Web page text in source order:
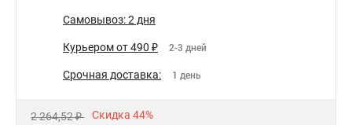
Самовывоз: 2 дня
Курьером от 490 ₽ 2-3 дней
Срочная доставка: 1 день
2 264,52 ₽ Скидка 44%